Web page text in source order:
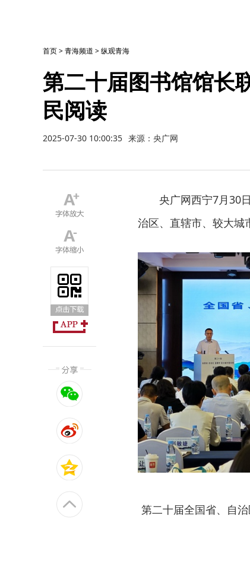
首页>青海频道 >纵观青海
第二十届图书馆馆长
民阅读
2025-07-30 10:00:35 来源：央广网
央广网西宁7月30
治区、直辖市、较大城
第二十届全国省、自